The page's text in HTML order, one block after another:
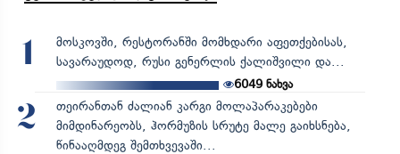
1
მოსკოვში, რესტორანში მომხდარი აფეთქებისას,
სავარაუდოდ, რუსი გენერლის ქალიშვილი და...
6049 ნახვა
2
თეირანთან ძალიან კარგი მოლაპარაკებები
მიმდინარეობს, ჰორმუზის სრუტე მალე გაიხსნება,
წინააღმდეგ შემთხვევაში...